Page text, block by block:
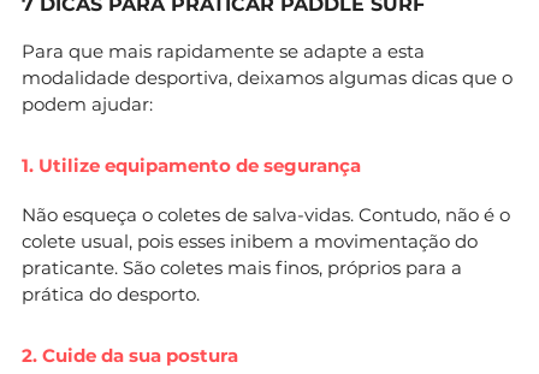
Para que mais rapidamente se adapte a esta
modalidade desportiva, deixamos algumas dicas que o
podem ajudar:
1. Utilize equipamento de segurança
Não esqueça o coletes de salva-vidas. Contudo, não é o
colete usual, pois esses inibem a movimentação do
praticante. São coletes mais finos, próprios para a
prática do desporto.
2. Cuide da sua postura